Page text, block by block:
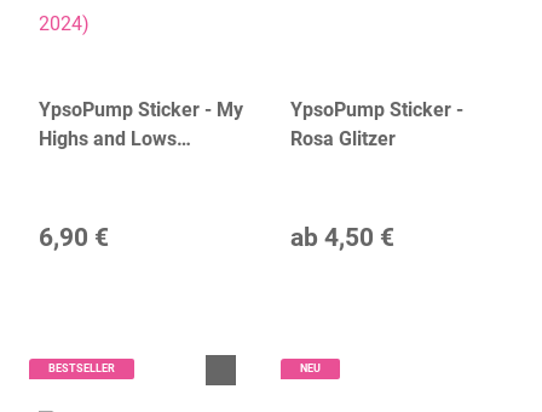
YpsoPump Sticker - My
Highs and Lows
6,90 €
YpsoPump Sticker -
Rosa Glitzer
ab 4,50 €
BESTSELLER NEU